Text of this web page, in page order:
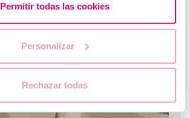
Permitir todas las cookies
Personalizar
Rechazar todas